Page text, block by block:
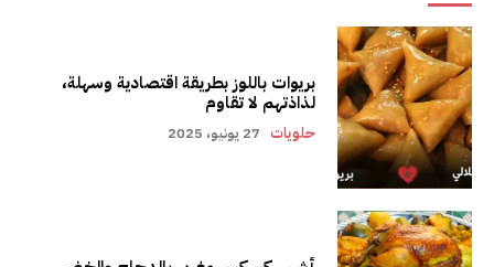
بريوات باللوز بطريقة اقتصادية وسهلة،
لذاذتهم لا تقاوم
حلويات 27 يونيو، 2025